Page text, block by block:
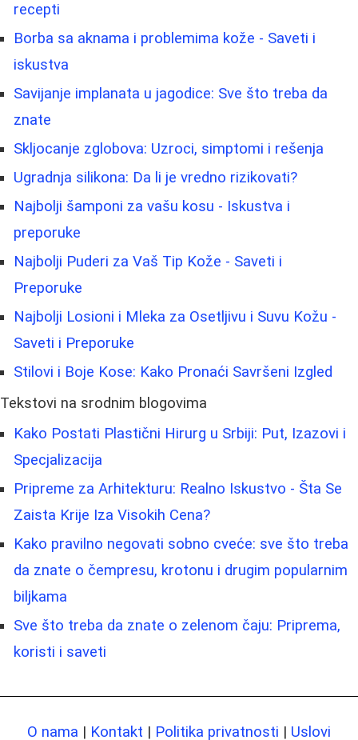
recepti
Borbа sa aknama i problemima kože - Saveti i
iskustva
Savijanje implanata u jagodice: Sve što treba da
znate
Skljocanje zglobova: Uzroci, simptomi i rešenja
Ugradnja silikona: Da li je vredno rizikovati?
Najbolji šamponi za vašu kosu - Iskustva i
preporuke
Najbolji Puderi za Vaš Tip Kože - Saveti i
Preporuke
Najbolji Losioni i Mleka za Osetljivu i Suvu Kožu -
Saveti i Preporuke
Stilovi i Boje Kose: Kako Pronaći Savršeni Izgled
Tekstovi na srodnim blogovima
Kako Postati Plastični Hirurg u Srbiji: Put, Izazovi i
Specjalizacija
Pripreme za Arhitekturu: Realno Iskustvo - Šta Se
Zaista Krije Iza Visokih Cena?
Kako pravilno negovati sobno cveće: sve što treba
da znate o čempresu, krotonu i drugim popularnim
biljkama
Sve što treba da znate o zelenom čaju: Priprema,
koristi i saveti
O nama | Kontakt | Politika privatnosti | Uslovi